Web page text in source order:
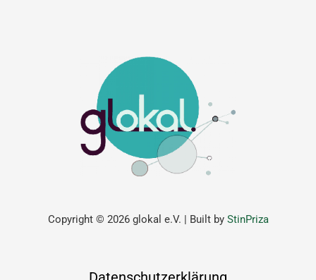
Copyright © 2026 glokal e.V. | Built by StinPriza